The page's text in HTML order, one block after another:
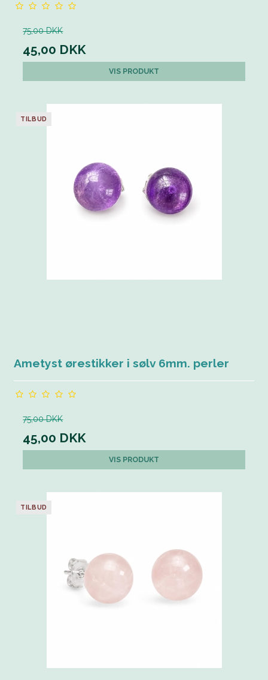
75,00 DKK
45,00 DKK
VIS PRODUKT
TILBUD
Ametyst ørestikker i sølv 6mm. perler
75,00 DKK
45,00 DKK
VIS PRODUKT
TILBUD